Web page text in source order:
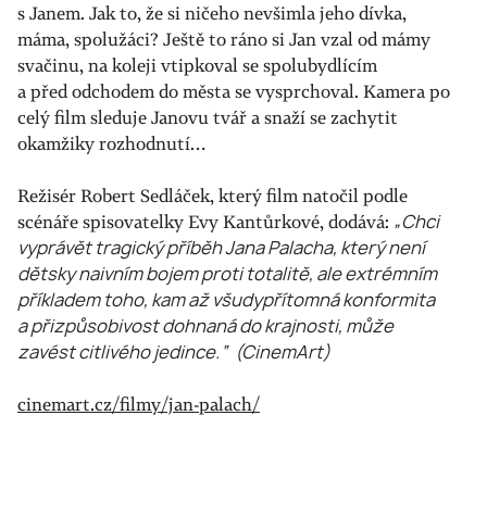
s Janem. Jak to, že si ničeho nevšimla jeho dívka,
máma, spolužáci? Ještě to ráno si Jan vzal od mámy
svačinu, na koleji vtipkoval se spolubydlícím
a před odchodem do města se vysprchoval. Kamera po
celý film sleduje Janovu tvář a snaží se zachytit
okamžiky rozhodnutí…
Režisér Robert Sedláček, který film natočil podle
scénáře spisovatelky Evy Kantůrkové, dodává: „Chci
vyprávět tragický příběh Jana Palacha, který není
dětsky naivním bojem proti totalitě, ale extrémním
příkladem toho, kam až všudypřítomná konformita
a přizpůsobivost dohnaná do krajnosti, může
zavést citlivého jedince.“ (CinemArt)
cinemart.cz/filmy/jan-palach/